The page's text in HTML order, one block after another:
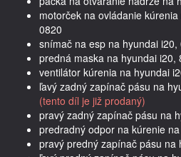
motorček na ovládanie
0820
snímač na esp na hyundai i20,
predná maska na hyundai i20,
ventilátor kúrenia na hyundai
ľavý zadný zapínač pásu na
(tento díl je již prodaný)
pravý zadný zapínač pásu na
predradný odpor na kúrenie
pravý predný zapínač pásu na